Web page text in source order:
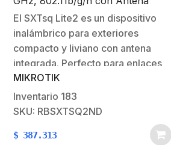
Integrada de 10 dBi, Hasta 1000
mW de Potencia.
El SXTsq Lite2 es un dispositivo
inalámbrico para exteriores
compacto y liviano con antena
integrada. Perfecto para enlaces
punto a punto o como una unidad
CPE. Es compacto, resistente a la
intemperie y fácil de montar.El
SXTsq Lite2 conserva una antena
de 10 dBi como el SXT…
MIKROTIK
Inventario 183
SKU: RBSXTSQ2ND
$ 387.313